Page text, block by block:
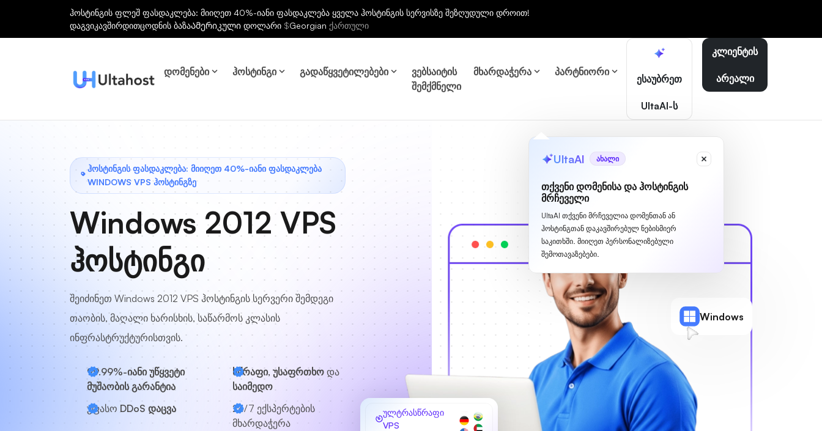
ჰოსტინგის ფლეშ ფასდაკლება: მიიღეთ 40%-იანი ფასდაკლება ყველა ჰოსტინგის სერვისზე შეზღუდული დროით!
დაგვიკავშირდითცოდნის ბაზაᲐმერიკული დოლარი $Georgian ქართული
დომენები ჰოსტინგი გადაწყვეტილებები
ვებსაიტის
შემქმნელი
მხარდაჭერა პარტნიორი
ესაუბრეთ
UltaAI-ს
UltaAI ახალი
თქვენი დომენისა და ჰოსტინგის
მრჩეველი
UltaAI თქვენი მრჩეველია დომენთან ან
ჰოსტინგთან დაკავშირებულ ნებისმიერ
საკითხში. მიიღეთ პერსონალიზებული
შემოთავაზებები.
კლიენტის
არეალი
ᲰᲝᲡᲢᲘᲜᲒᲘᲡ ᲤᲐᲡᲓᲐᲙᲚᲔᲑᲐ: ᲛᲘᲘᲦᲔᲗ 40%-ᲘᲐᲜᲘ ᲤᲐᲡᲓᲐᲙᲚᲔᲑᲐ
WINDOWS VPS ᲰᲝᲡᲢᲘᲜᲒᲖᲔ
Windows 2012 VPS
ჰოსტინგი
შეიძინეთ Windows 2012 VPS ჰოსტინგის სერვერი შემდეგი
თაობის, მაღალი ხარისხის, საწარმოს კლასის
ინფრასტრუქტურისთვის.
99.99%-იანი უწყვეტი
მუშაობის გარანტია
სწრაფი, უსაფრთხოდა
საიმედო
უფასო DDoS დაცვა 24/7 ექსპერტების
მხარდაჭერა
Windows
ულტრასწრაფი
VPS